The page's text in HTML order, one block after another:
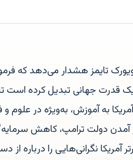
تایمز هشدار می‌دهد که
قدرت جهانی تبدیل کرده است
به آموزش، به‌ویژه در علوم
آمدن دولت ترامپ، کاهش
نگرانی‌هایی را درباره از